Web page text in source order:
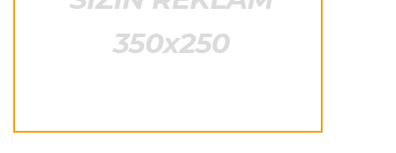
İtaliya S.A. 23:27 06.08.2026
Neapolda Maradonanın adını daşıyan yeni
stadion tikiləcək
"Reyncers" uduzdu, ÇSKA-dan inamlı qələbə